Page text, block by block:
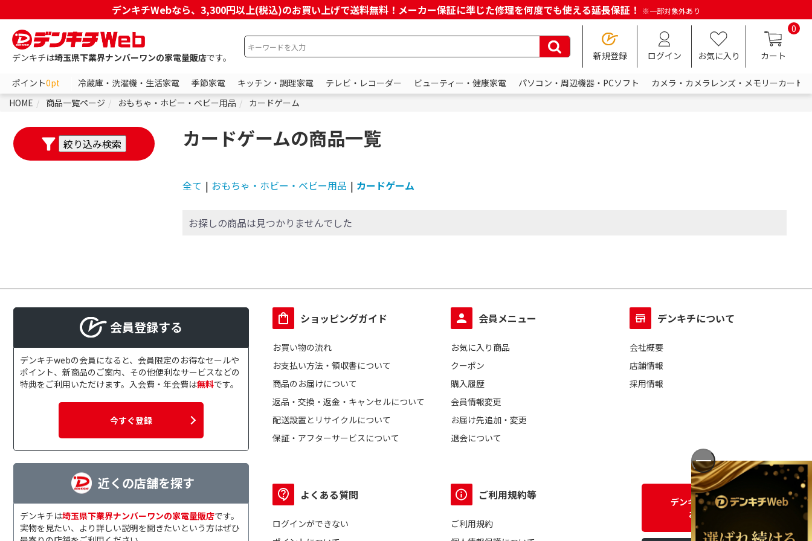
デンキチWebなら、3,300円以上(税込)のお買い上げで送料無料！メーカー保証に準じた修理を何度でも使える延長保証！ ※一部対象外あり
デンキチは埼玉県下業界ナンバーワンの家電量販店です。 新規登録 ログイン お気に入り
0
カート
ポイント0pt 冷蔵庫・洗濯機・生活家電 季節家電 キッチン・調理家電 テレビ・レコーダー ビューティー・健康家電 パソコン・周辺機器・PCソフト
カメラ・カメラレンズ・メモリーカード
HOME
商品一覧ページ おもちゃ・ホビー・ベビー用品 カードゲーム
カードゲームの商品一覧
全て | おもちゃ・ホビー・ベビー用品 | カードゲーム
お探しの商品は見つかりませんでした
条件で絞り込む
会員登録する
デンキチwebの会員になると、会員限定のお得なセールや
ポイント、新商品のご案内、その他便利なサービスなどの
特典をご利用いただけます。入会費・年会費は無料です。
今すぐ登録
近くの店舗を探す
デンキチは埼玉県下業界ナンバーワンの家電量販店です。
実物を見たい、より詳しい説明を聞きたいという方はぜひ
ショッピングガイド
お買い物の流れ
お支払い方法・領収書について
商品のお届けについて
返品・交換・返金・キャンセルについて
配送設置とリサイクルについて
保証・アフターサービスについて
会員メニュー
お気に入り商品
クーポン
購入履歴
会員情報変更
お届け先追加・変更
退会について
デンキチについて
会社概要
店舗情報
採用情報
よくある質問
ログインができない
ご利用規約等
ご利用規約
デンキチWEBに関する
お問い合わせ